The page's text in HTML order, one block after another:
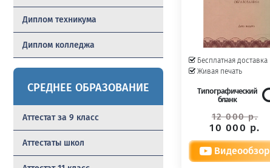
Диплом техникума
Диплом колледжа
СРЕДНЕЕ ОБРАЗОВАНИЕ
Аттестат за 9 класс
Аттестаты школ
Бесплатная доставка
Живая печать
Типографический
бланк
12 000 р.
10 000 р.
Видеообзор